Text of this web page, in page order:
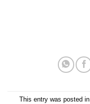
This entry was posted in